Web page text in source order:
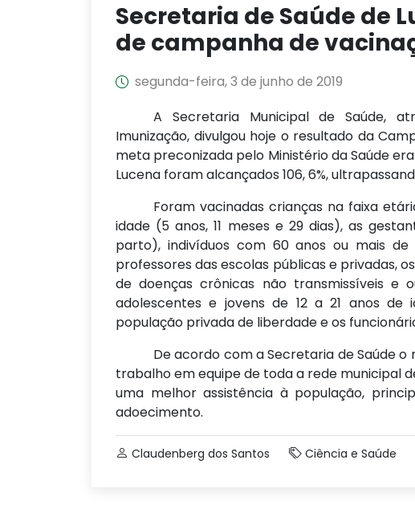
Secretaria de Saúde de
de campanha de
segunda-feira, 3 de junho de 2019
A Secretaria Municipal de Saúde,
Imunização, divulgou hoje o resultado da
meta preconizada pelo Ministério da Saúde
Lucena foram alcançados 106, 6%,
Foram vacinadas crianças na faixa
idade (5 anos, 11 meses e 29 dias), as
parto), indivíduos com 60 anos ou mais
professores das escolas públicas e privadas,
de doenças crônicas não transmissíveis e
adolescentes e jovens de 12 a 21 anos de
população privada de liberdade e os
De acordo com a Secretaria de Saúde
trabalho em equipe de toda a rede municipal
uma melhor assistência à população,
adoecimento.
Claudenberg dos Santos Ciência e Saúde